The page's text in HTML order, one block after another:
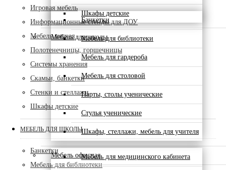
Шкафы детские
Мебель для школы
Банкетки
Мебель для библиотеки
Мебель для гардероба
Мебель для столовой
Парты, столы ученические
Стулья ученические
Шкафы, стеллажи, мебель для учителя
Мебель офиснаяМебель для медицинского кабинета
Игровая мебель
Информационные стенды для ДОУ
Мебель мягкая
Полотенечницы, горшечницы
Системы хранения
Скамьи, банкетки
Стенки и стеллажи
Шкафы детские
МЕБЕЛЬ ДЛЯ ШКОЛЫ
Банкетки
Мебель для библиотеки